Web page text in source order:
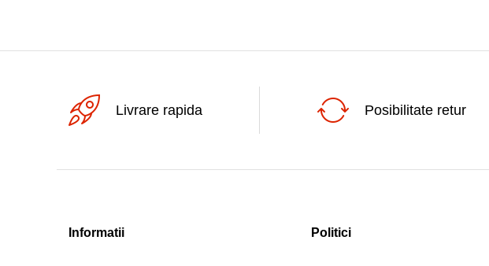
Livrare rapida Posibilitate retur
Informatii Politici